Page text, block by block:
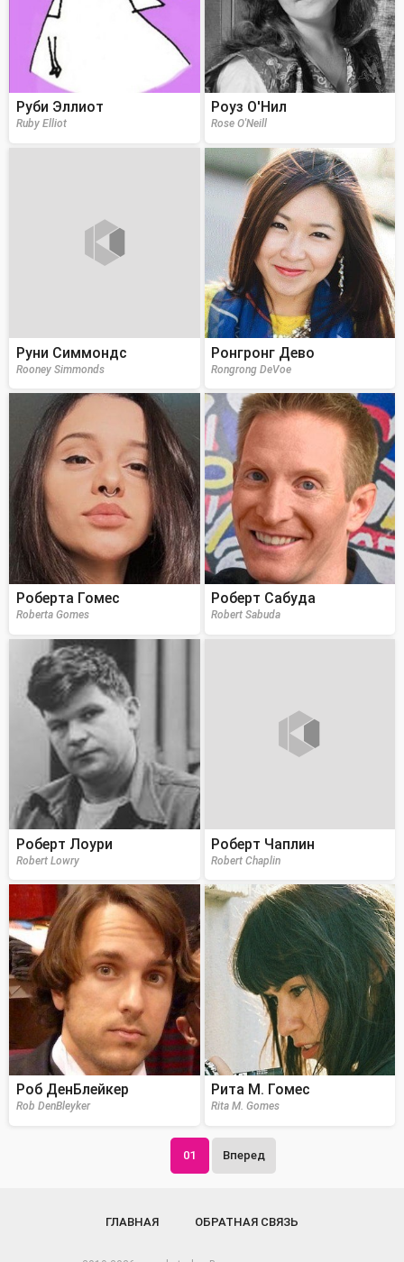
Руби Эллиот
Ruby Elliot
Роуз О'Нил
Rose O'Neill
Руни Симмондс
Rooney Simmonds
Ронгронг Дево
Rongrong DeVoe
Роберта Гомес
Roberta Gomes
Роберт Сабуда
Robert Sabuda
Роберт Лоури
Robert Lowry
Роберт Чаплин
Robert Chaplin
Роб ДенБлейкер
Rob DenBleyker
Рита М. Гомес
Rita M. Gomes
01 Вперед
ГЛАВНАЯ ОБРАТНАЯ СВЯЗЬ